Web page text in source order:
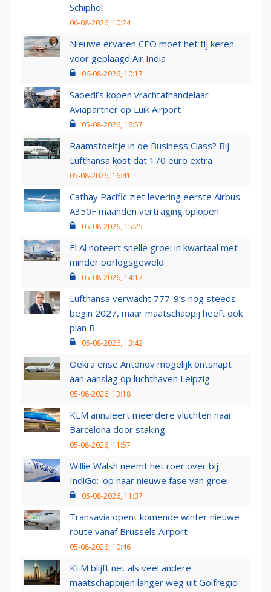
Schiphol
06-08-2026, 10:24
Nieuwe ervaren CEO moet het tij keren
voor geplaagd Air India
06-08-2026, 10:17
Saoedi’s kopen vrachtafhandelaar
Aviapartner op Luik Airport
05-08-2026, 16:57
Raamstoeltje in de Business Class? Bij
Lufthansa kost dat 170 euro extra
05-08-2026, 16:41
Cathay Pacific ziet levering eerste Airbus
A350F maanden vertraging oplopen
05-08-2026, 15:25
El Al noteert snelle groei in kwartaal met
minder oorlogsgeweld
05-08-2026, 14:17
Lufthansa verwacht 777-9’s nog steeds
begin 2027, maar maatschappij heeft ook
plan B
05-08-2026, 13:42
Oekraïense Antonov mogelijk ontsnapt
aan aanslag op luchthaven Leipzig
05-08-2026, 13:18
KLM annuleert meerdere vluchten naar
Barcelona door staking
05-08-2026, 11:57
Willie Walsh neemt het roer over bij
IndiGo: 'op naar nieuwe fase van groei'
05-08-2026, 11:37
Transavia opent komende winter nieuwe
route vanaf Brussels Airport
05-08-2026, 10:46
KLM blijft net als veel andere
maatschappijen langer weg uit Golfregio